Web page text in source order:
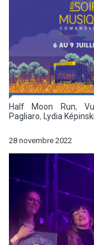
Half Moon Run,
Pagliaro, Lydia Képinski
28 novembre 2022